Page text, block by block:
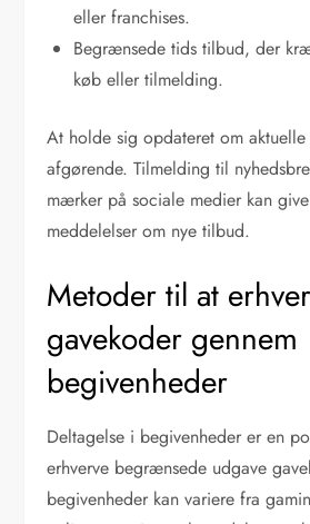
eller franchises.
Begrænsede tids tilbud, der
køb eller tilmelding.
At holde sig opdateret om
afgørende. Tilmelding til
mærker på sociale medier kan
meddelelser om nye tilbud.
Metoder til at
gavekoder gennem
begivenheder
Deltagelse i begivenheder er en
erhverve begrænsede udgave
begivenheder kan variere fra